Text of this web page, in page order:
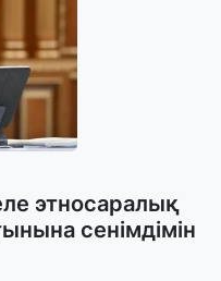
этносаралық
сенімдімін